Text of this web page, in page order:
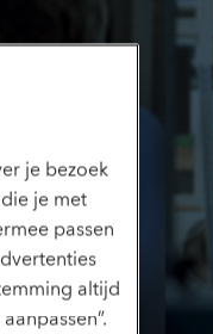
je bezoek
je met
passen
altijd